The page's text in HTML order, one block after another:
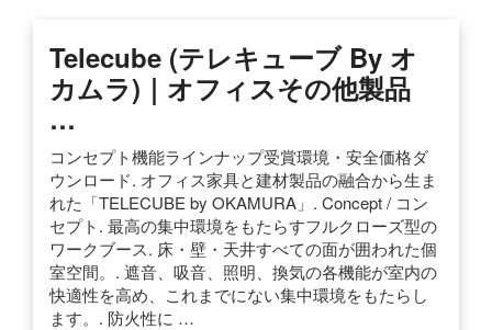
Telecube (テレキューブ By オ
カムラ)｜オフィスその他製品
…
コンセプト機能ラインナップ受賞環境・安全価格ダ
ウンロード. オフィス家具と建材製品の融合から生ま
れた「TELECUBE by OKAMURA」. Concept / コン
セプト. 最高の集中環境をもたらすフルクローズ型の
ワークブース. 床・壁・天井すべての面が囲われた個
室空間。. 遮音、吸音、照明、換気の各機能が室内の
快適性を高め、これまでにない集中環境をもたらし
ます。. 防火性に …